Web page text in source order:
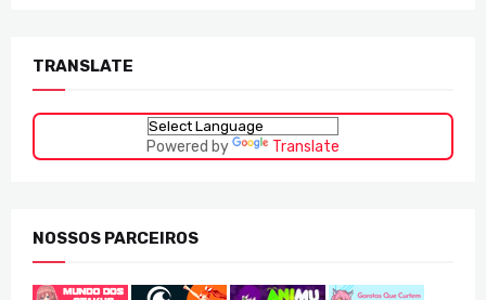
TRANSLATE
Powered by Translate
NOSSOS PARCEIROS